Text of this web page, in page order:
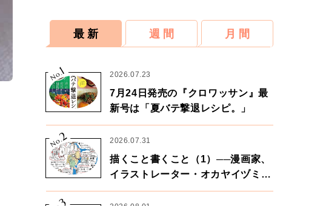
最 新 週 間 月 間
No.
1 2026.07.23
7月24日発売の『クロワッサン』最
新号は「夏バテ撃退レシピ。」
No.2 2026.07.31
描くこと書くこと（1）──漫画家、
イラストレーター・オカヤイヅミさ
ん×漫画家・鶴谷香央理さん
3